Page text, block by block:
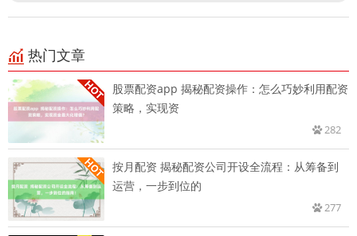
热门文章
股票配资app 揭秘配资操作：怎么巧妙利用配资
策略，实现资
282
按月配资 揭秘配资公司开设全流程：从筹备到
运营，一步到位的
277